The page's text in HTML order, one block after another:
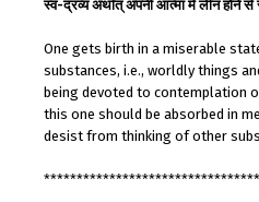
स्व-द्रव्य अर्थात् अपनी आत्मा में लीन होने से
One gets birth in a miserable
substances, i.e., worldly things
being devoted to contemplation
this one should be absorbed in
desist from thinking of other